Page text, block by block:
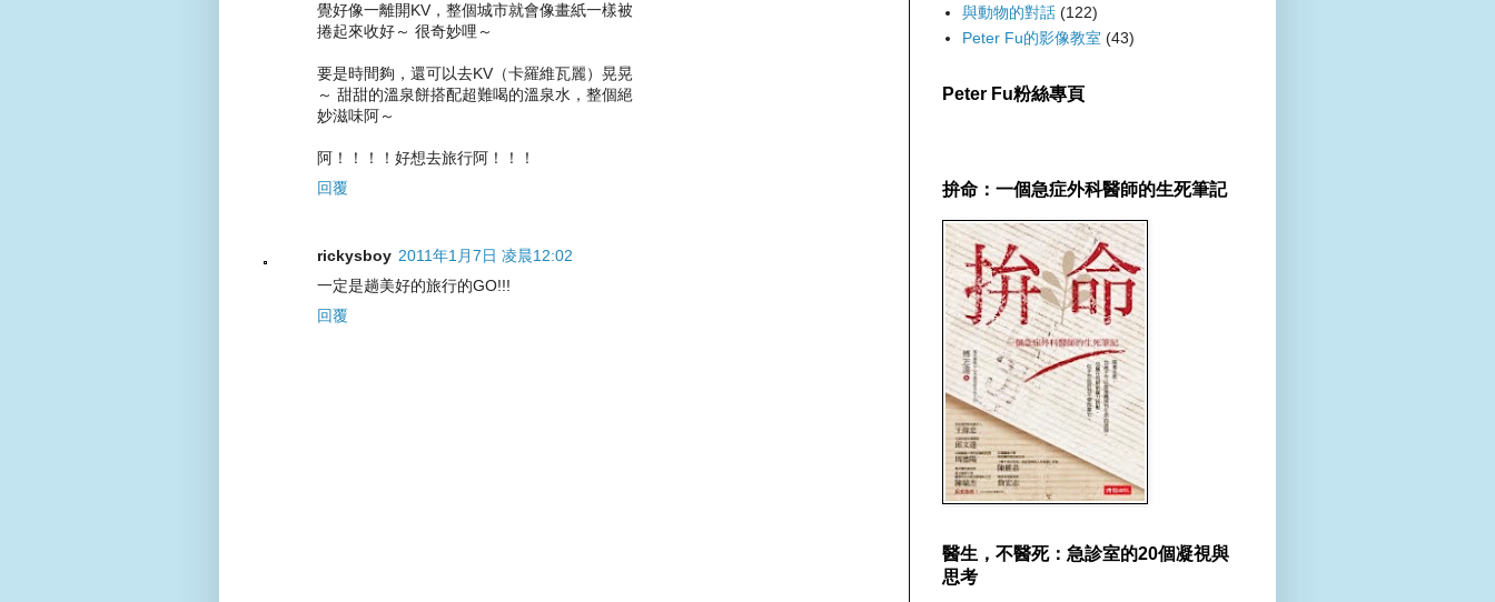
覺好像一離開KV，整個城市就會像畫紙一樣被
捲起來收好～ 很奇妙哩～
要是時間夠，還可以去KV（卡羅維瓦麗）晃晃
～ 甜甜的溫泉餅搭配超難喝的溫泉水，整個絕
妙滋味阿～
阿！！！！好想去旅行阿！！！
回覆
rickysboy 2011年1月7日 凌晨12:02
一定是趟美好的旅行的GO!!!
回覆
與動物的對話 (122)
Peter Fu的影像教室 (43)
Peter Fu粉絲專頁
拚命：一個急症外科醫師的生死筆記
醫生，不醫死：急診室的20個凝視與
思考